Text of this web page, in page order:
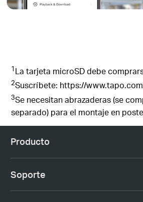
1 La tarjeta microSD debe
2Suscríbete: https://
3Se necesitan abrazaderas (se
separado) para el montaje en
Producto
Soporte